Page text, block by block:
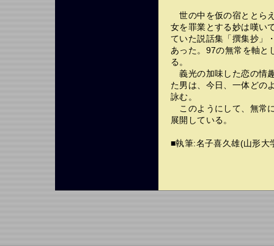
世の中を仮の宿ととら
女を罪業とする妙は嘆い
ていた説話集「撰集抄」
あった。97の無常を軸と
る。
義光の加味した恋の情
た男は、今日、一体どの
詠む。
このようにして、無常
展開している。
■執筆:名子喜久雄(山形